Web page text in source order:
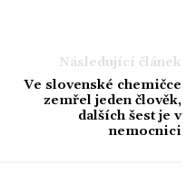
Následující článek
Ve slovenské chemičce
zemřel jeden člověk,
dalších šest je v
nemocnici